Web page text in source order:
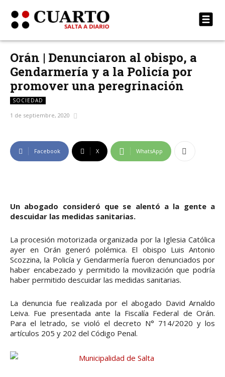
Orán | Denunciaron al obispo, a
Gendarmería y a la Policía por
promover una peregrinación
SOCIEDAD
1 de septiembre, 2020
Facebook X WhatsApp
Un abogado consideró que se alentó a la gente a
descuidar las medidas sanitarias.
La procesión motorizada organizada por la Iglesia Católica
ayer en Orán generó polémica. El obispo Luis Antonio
Scozzina, la Policía y Gendarmería fueron denunciados por
haber encabezado y permitido la movilización que podría
haber permitido descuidar las medidas sanitarias.
La denuncia fue realizada por el abogado David Arnaldo
Leiva. Fue presentada ante la Fiscalía Federal de Orán.
Para el letrado, se violó el decreto N° 714/2020 y los
artículos 205 y 202 del Código Penal.